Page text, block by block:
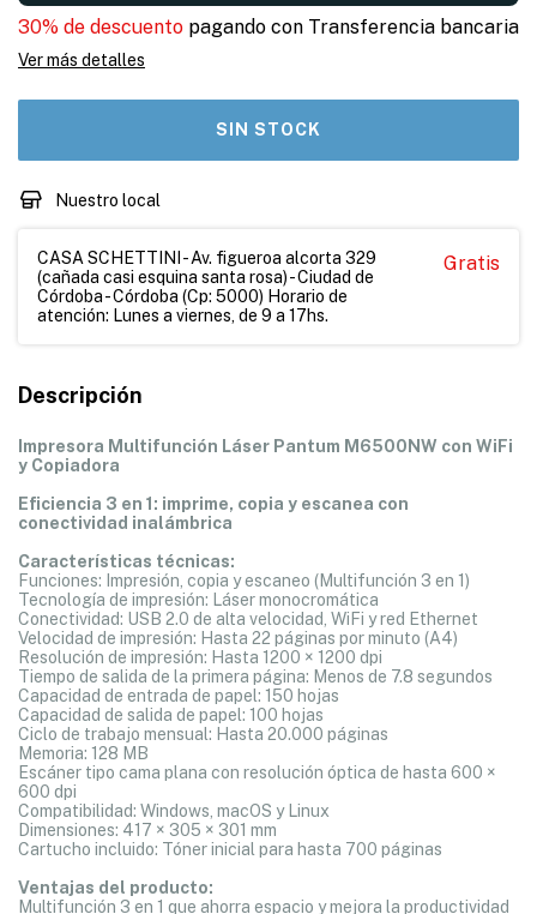
30% de descuento pagando con Transferencia bancaria
Ver más detalles
Nuestro local
CASA SCHETTINI - Av. figueroa alcorta 329
(cañada casi esquina santa rosa) - Ciudad de
Córdoba - Córdoba (Cp: 5000) Horario de
atención: Lunes a viernes, de 9 a 17hs.
Gratis
Descripción
Impresora Multifunción Láser Pantum M6500NW con WiFi
y Copiadora
Eficiencia 3 en 1: imprime, copia y escanea con
conectividad inalámbrica
Características técnicas:
Funciones: Impresión, copia y escaneo (Multifunción 3 en 1)
Tecnología de impresión: Láser monocromática
Conectividad: USB 2.0 de alta velocidad, WiFi y red Ethernet
Velocidad de impresión: Hasta 22 páginas por minuto (A4)
Resolución de impresión: Hasta 1200 × 1200 dpi
Tiempo de salida de la primera página: Menos de 7.8 segundos
Capacidad de entrada de papel: 150 hojas
Capacidad de salida de papel: 100 hojas
Ciclo de trabajo mensual: Hasta 20.000 páginas
Memoria: 128 MB
Escáner tipo cama plana con resolución óptica de hasta 600 ×
600 dpi
Compatibilidad: Windows, macOS y Linux
Dimensiones: 417 × 305 × 301 mm
Cartucho incluido: Tóner inicial para hasta 700 páginas
Ventajas del producto:
Multifunción 3 en 1 que ahorra espacio y mejora la productividad